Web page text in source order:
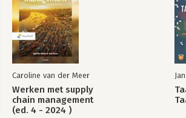
Caroline van der Meer
Werken met supply
chain management
(ed. 4 - 2024 )